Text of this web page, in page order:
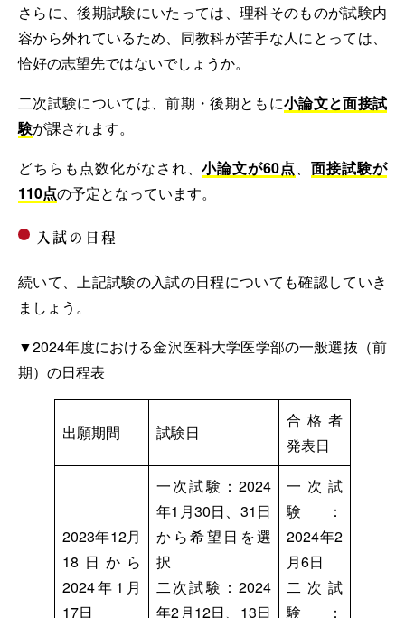
さらに、後期試験にいたっては、理科そのものが試験内
容から外れているため、同教科が苦手な人にとっては、
恰好の志望先ではないでしょうか。
二次試験については、前期・後期ともに小論文と面接試
験が課されます。
どちらも点数化がなされ、小論文が60点、面接試験が
110点の予定となっています。
入試の日程
続いて、上記試験の入試の日程についても確認していき
ましょう。
▼2024年度における金沢医科大学医学部の一般選抜（前
期）の日程表
出願期間 試験日
合格者
発表日
2023年12月
18日から
2024年1月
17日
一次試験：2024
年1月30日、31日
から希望日を選
択
二次試験：2024
年2月12日、13日
一次試
験：
2024年2
月6日
二次試
験：